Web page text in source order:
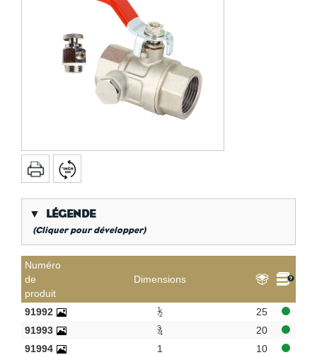
▼ LÉGENDE
(Cliquer pour développer)
*
**
Long filetage interne gaz
KVBG
De Koninklijke Vereniging van Belgische
G
Numéro
de
produit
Dimensions
91992 1
2
25
91993
3
4
20
91994
1
10